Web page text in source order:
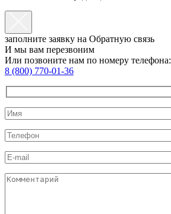
заполните заявку на Обратную связь
И мы вам перезвоним
Или позвоните нам по номеру телефона:
8 (800) 770-01-36